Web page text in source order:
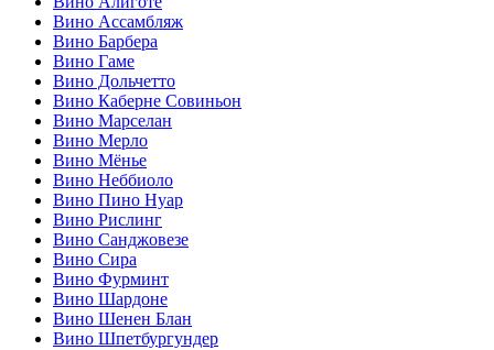
Вино Ассамбляж
Вино Барбера
Вино Гаме
Вино Дольчетто
Вино Каберне Совиньон
Вино Марселан
Вино Мерло
Вино Мёнье
Вино Неббиоло
Вино Пино Нуар
Вино Рислинг
Вино Санджовезе
Вино Сира
Вино Фурминт
Вино Шардоне
Вино Шенен Блан
Вино Шпетбургундер